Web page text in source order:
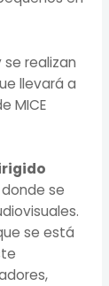
realizan
llevará a
MICE
donde se
se está